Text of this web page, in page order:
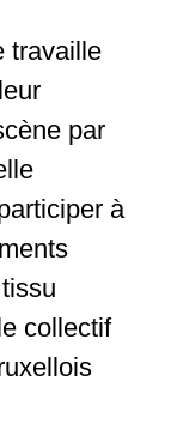
travaille
par
à
collectif